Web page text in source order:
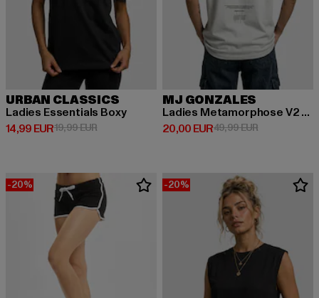
URBAN CLASSICS
Ladies Essentials Boxy
14,99 EUR
Derzeitiger Preis: 14,99 EUR
19,99 EURAktionspreis: 19,99 EUR
MJ GONZALES
Ladies Metamorphose V2 x Heavy Oversized
20,00 EUR
Derzeitiger Preis: 20,00 EUR
49,99 EURAktionspreis:
-20% -20%